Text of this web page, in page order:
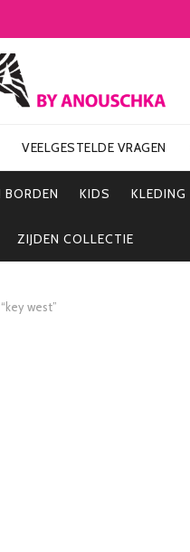
VEELGESTELDE VRAGEN
KIDS KLEDING
ZIJDEN COLLECTIE
west”